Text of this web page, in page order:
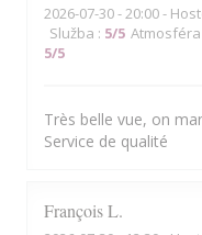
2026-07-30- 20:00 -
Služba : 5/5 Atmosféra
5/5
Très belle vue, on
Service de qualité
FrançoisL